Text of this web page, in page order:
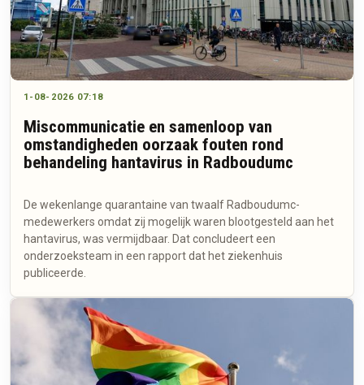
1-08-2026 07:18
Miscommunicatie en samenloop van
omstandigheden oorzaak fouten rond
behandeling hantavirus in Radboudumc
De wekenlange quarantaine van twaalf Radboudumc-
medewerkers omdat zij mogelijk waren blootgesteld aan het
hantavirus, was vermijdbaar. Dat concludeert een
onderzoeksteam in een rapport dat het ziekenhuis
publiceerde.